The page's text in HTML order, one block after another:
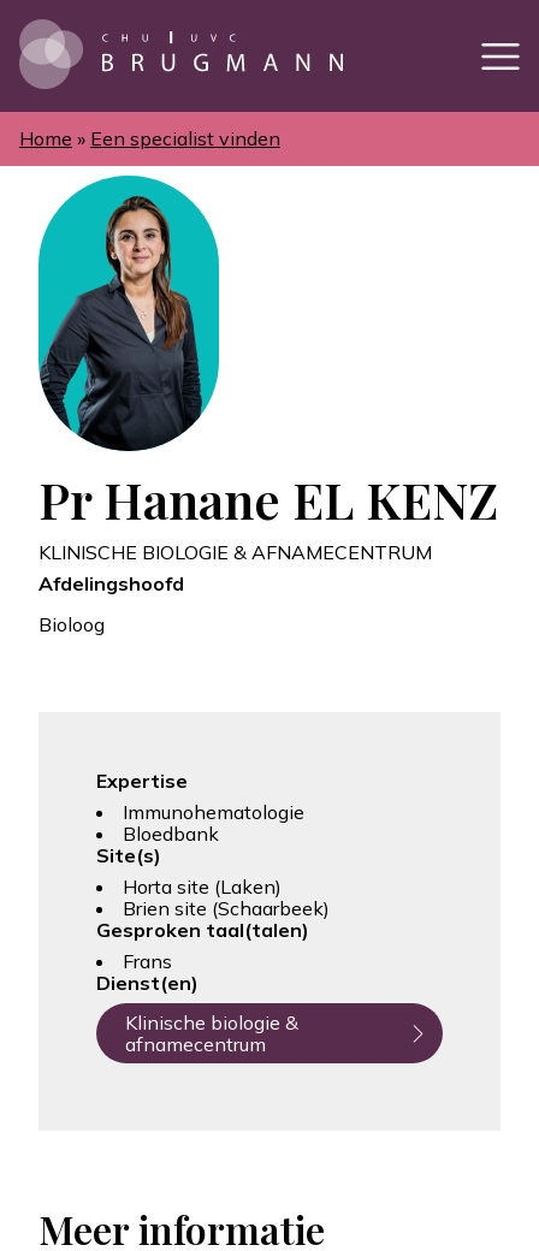
en
naar
de
gaan
Kruimelpad
Home Een specialist vinden
Pr Hanane EL KENZ
KLINISCHE BIOLOGIE & AFNAMECENTRUM
Afdelingshoofd
Bioloog
Expertise
Immunohematologie
Bloedbank
Site(s)
Horta site (Laken)
Brien site (Schaarbeek)
Gesproken taal(talen)
Frans
Dienst(en)
Klinische biologie &
afnamecentrum
Meer informatie